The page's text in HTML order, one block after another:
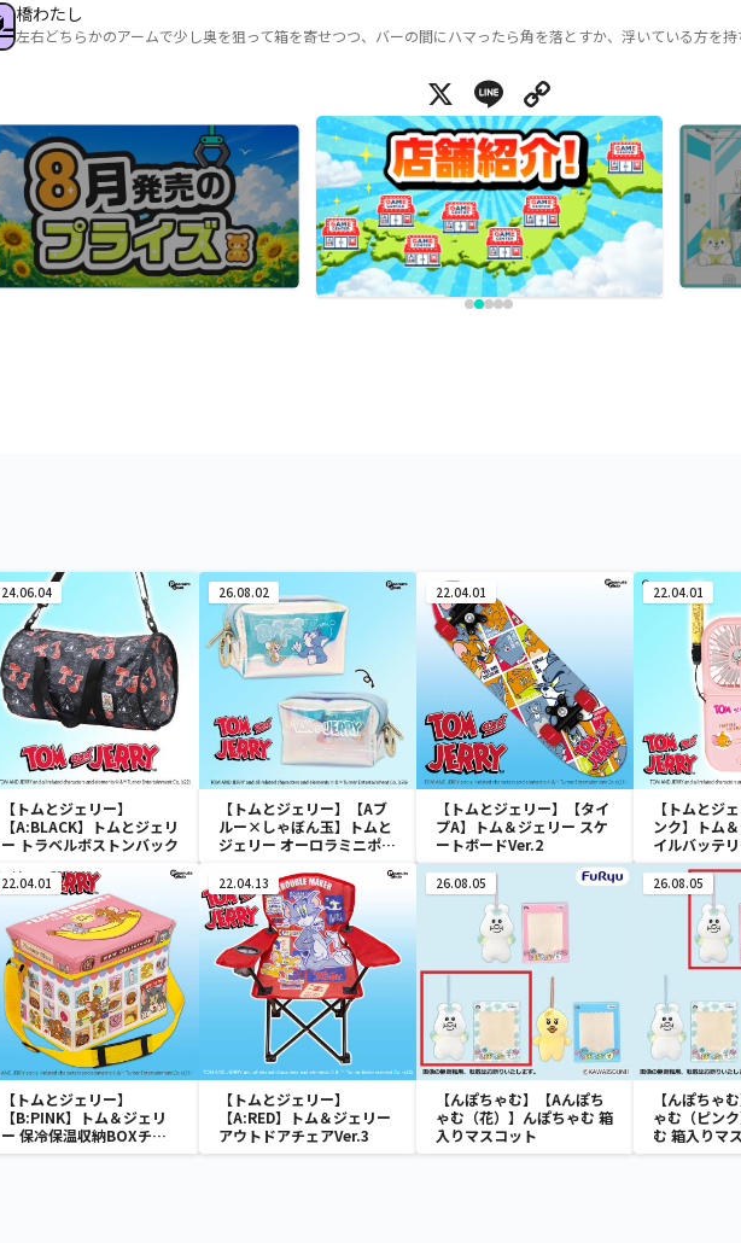
橋わたし
左右どちらかのアームで少し奥を狙って箱を寄せつつ、バーの間にハマったら角を落とすか、浮いている方を持
X Line
24.06.04
【トムとジェリー】
【A:BLACK】トムとジェリ
ー トラベルボストンバック
26.08.02
【トムとジェリー】【Aブ
ルー×しゃぼん玉】トムと
ジェリー オーロラミニポー
22.04.01
【トムとジェリー】【タイ
プA】トム＆ジェリー スケ
ートボードVer.2
22.04.01
【トムとジ
ンク】トム
イルバッテ
ァン
22.04.01
【トムとジェリー】
【B:PINK】トム＆ジェリ
ー 保冷保温収納BOXチェ
ア
22.04.13
【トムとジェリー】
【A:RED】トム＆ジェリー
アウトドアチェアVer.3
26.08.05
【んぽちゃむ】【Aんぽち
ゃむ（花）】んぽちゃむ 箱
入りマスコット
26.08.05
【んぽちゃ
ゃむ（ピン
む 箱入りマ